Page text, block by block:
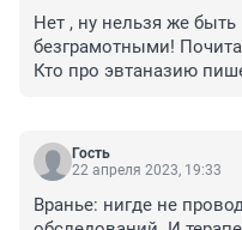
Нет , ну нельзя же
безграмотными!
Кто про эвтаназию
начала. И
бывает рак, у
Но это не значит, что
образ жизни.
Гость
22 апреля 2023, 19:33
Вранье: нигде не